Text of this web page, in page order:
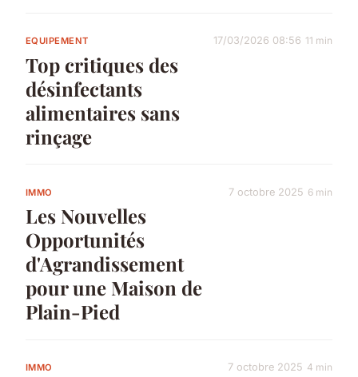
EQUIPEMENT
Top critiques des
désinfectants
alimentaires sans
rinçage
17/03/2026 08:56 11 min
IMMO
Les Nouvelles
Opportunités
d'Agrandissement
pour une Maison de
Plain-Pied
7 octobre 2025 6 min
IMMO 7 octobre 2025 4 min